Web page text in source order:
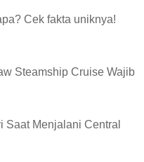
Cek fakta uniknya!
Steamship Cruise Wajib
Saat Menjalani Central